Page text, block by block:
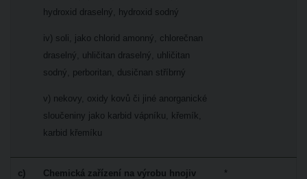
hydroxid draselný, hydroxid sodný
iv) soli, jako chlorid amonný, chlorečnan
draselný, uhličitan draselný, uhličitan
sodný, perboritan, dusičnan stříbrný
v) nekovy, oxidy kovů či jiné anorganické
sloučeniny jako karbid vápníku, křemík,
karbid křemíku
c)
Chemická zařízení na výrobu hnojiv
*